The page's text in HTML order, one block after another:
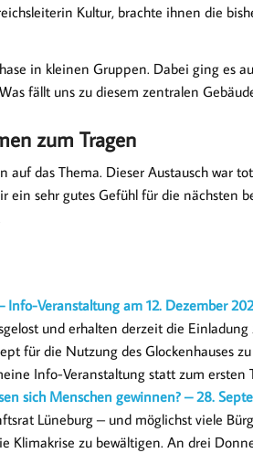
Kultur, brachte ihnen die
in kleinen Gruppen. Dabei ging es
fällt uns zu diesem zentralen
zum Tragen
das Thema. Dieser Austausch war
ein sehr gutes Gefühl für die nächsten
Veranstaltung am 12. Dezember
und erhalten derzeit die Einladung
für die Nutzung des Glockenhauses
Info-Veranstaltung statt zum ersten
sich Menschen gewinnen? – 28.
Lüneburg – und möglichst viele
Klimakrise zu bewältigen. An drei